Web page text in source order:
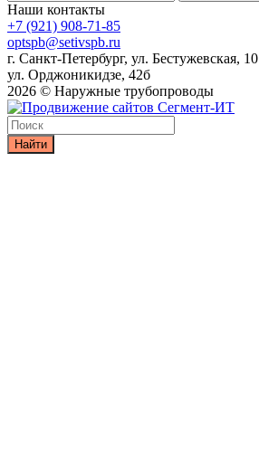
Наши контакты
+7 (921) 908-71-85
optspb@setivspb.ru
г. Санкт-Петербург, ул. Бестужевская, 10
ул. Орджоникидзе, 42б
2026 © Наружные трубопроводы
Найти